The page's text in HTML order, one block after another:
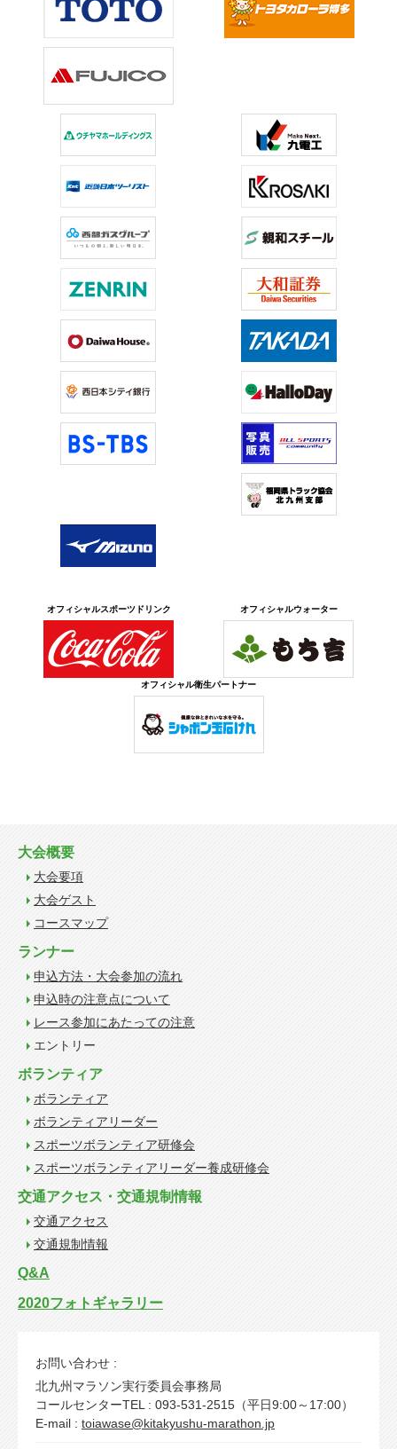
オフィシャルスポーツドリンク オフィシャルウォーター
オフィシャル衛生パートナー
大会概要
大会要項
大会ゲスト
コースマップ
ランナー
申込方法・大会参加の流れ
申込時の注意点について
レース参加にあたっての注意
エントリー
ボランティア
ボランティア
ボランティアリーダー
スポーツボランティア研修会
スポーツボランティアリーダー養成研修会
交通アクセス・交通規制情報
交通アクセス
交通規制情報
Q&A
2020フォトギャラリー
お問い合わせ :
北九州マラソン実行委員会事務局
コールセンターTEL : 093-531-2515（平日9:00～17:00）
E-mail : toiawase@kitakyushu-marathon.jp